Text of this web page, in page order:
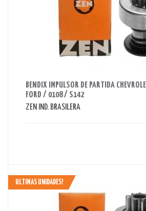
BENDIX IMPULSOR DE PARTIDA
FORD / 0108 / S142
ZEN IND. BRASILERA
ULTIMAS UNIDADES!